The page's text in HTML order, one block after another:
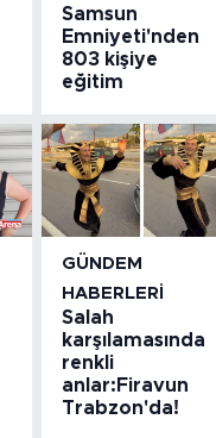
Samsun
Emniyeti'nden
803 kişiye
eğitim
GÜNDEM
HABERLERI
Salah
karşılamasında
renkli
anlar:Firavun
Trabzon'da!